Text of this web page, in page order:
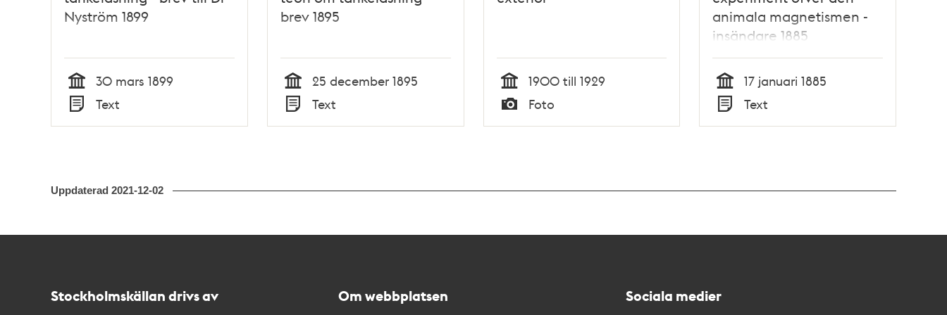
Nyström 1899
Tid
30 mars 1899
Typ
Text
brev 1895
Tid
25 december 1895
Typ
Text Tid
1900 till 1929
Typ
Foto
animala magnetismen -
insändare 1885
Tid
17 januari 1885
Typ
Text
Uppdaterad 2021-12-02
Stockholmskällan drivs av Om webbplatsen Sociala medier